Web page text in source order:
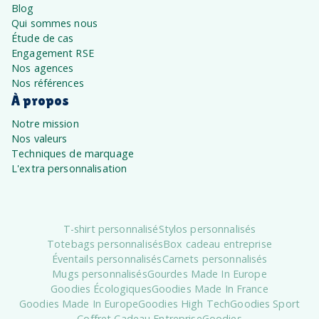
Blog
Qui sommes nous
Étude de cas
Engagement RSE
Nos agences
Nos références
À propos
Notre mission
Nos valeurs
Techniques de marquage
L'extra personnalisation
T-shirt personnaliséStylos personnalisés
Totebags personnalisésBox cadeau entreprise
Éventails personnalisésCarnets personnalisés
Mugs personnalisésGourdes Made In Europe
Goodies ÉcologiquesGoodies Made In France
Goodies Made In EuropeGoodies High TechGoodies Sport